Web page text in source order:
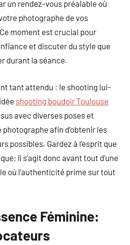
un rendez-vous préalable où
photographe de vos
moment est crucial pour
et discuter du style que
durant la séance.
tant attendu : le shooting lui-
shooting boudoir Toulouse
avec diverses poses et
afin d’obtenir les
possibles. Gardez à l’esprit que
il s’agit donc avant tout d’une
où l’authenticité prime sur tout
Féminine: